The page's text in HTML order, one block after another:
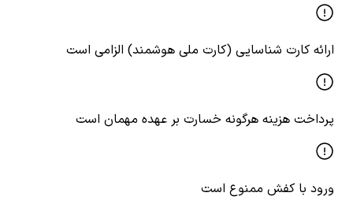
ارائه کارت شناسایی (کارت ملی هوشمند) الزامی است
پرداخت هزینه هرگونه خسارت بر عهده مهمان است
ورود با کفش ممنوع است